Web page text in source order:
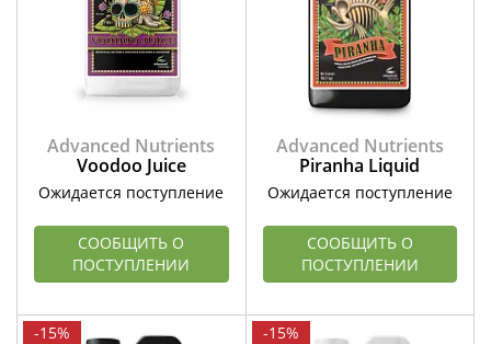
Advanced Nutrients
Voodoo Juice
Ожидается поступление
СООБЩИТЬ О
ПОСТУПЛЕНИИ
Advanced Nutrients
Piranha Liquid
Ожидается поступление
СООБЩИТЬ О
ПОСТУПЛЕНИИ
-15% -15%